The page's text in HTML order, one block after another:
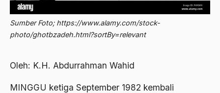
Sumber Foto; https://www.alamy.com/stock-
photo/ghotbzadeh.html?sortBy=relevant
Oleh: K.H. Abdurrahman Wahid
MINGGU ketiga September 1982 kembali
2014
2013
2011
Abad Modern
Abd. Moqsith Ghazali
abdul wahid hasyim
Abdullah Badawi